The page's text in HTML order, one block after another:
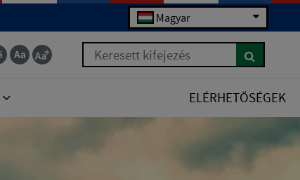
Magyar
Keresett kifejezés
ELÉRHETŐSÉGEK